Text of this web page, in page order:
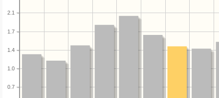
0.7
1.0
1.4
1.7
2.1